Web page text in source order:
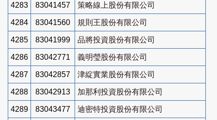
4283 83041457 策略線上股份有限公司
4284 83041560 規則王股份有限公司
4285 83041999 品將投資股份有限公司
4286 83042771 義明瑩股份有限公司
4287 83042857 津綻實業股份有限公司
4288 83042913 加那利投資股份有限公司
4289 83043477 迪密特投資股份有限公司